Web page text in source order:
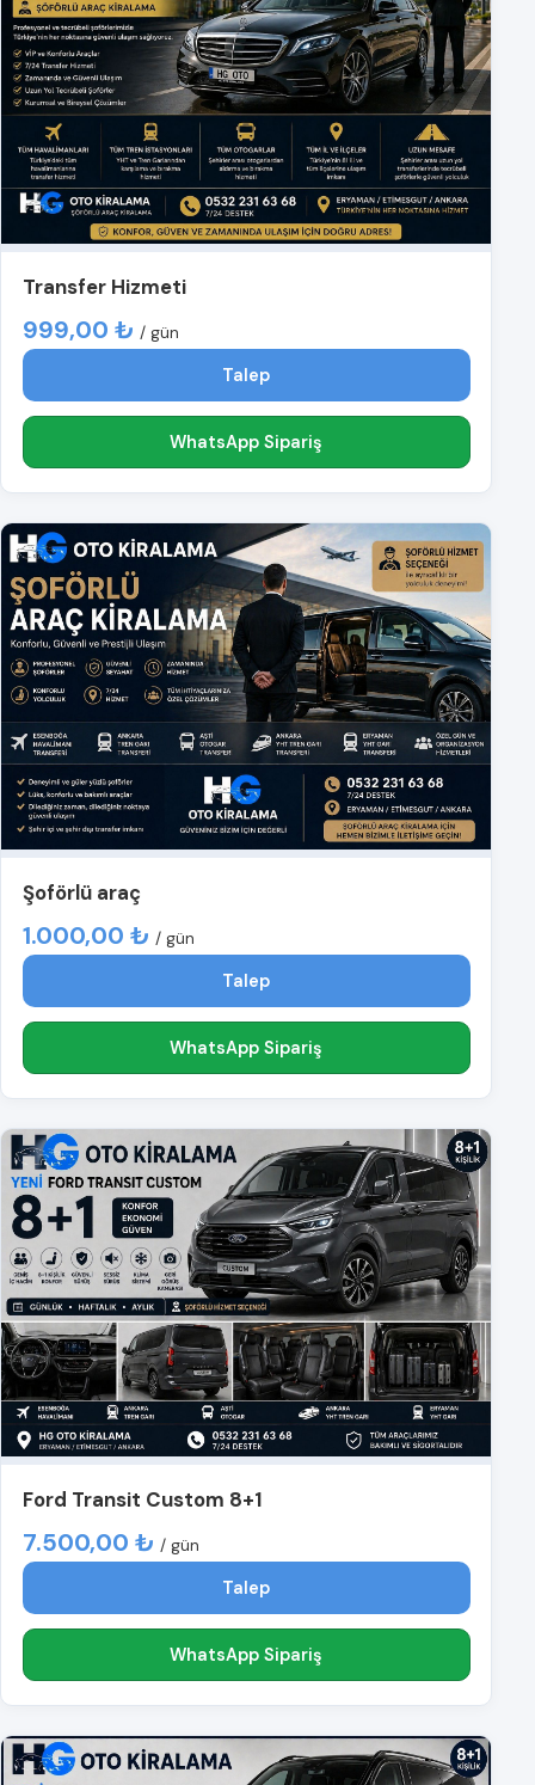
Transfer Hizmeti
999,00 ₺ / gün
Talep
WhatsApp Sipariş
Şoförlü araç
1.000,00 ₺ / gün
Talep
WhatsApp Sipariş
Ford Transit Custom 8+1
7.500,00 ₺ / gün
Talep
WhatsApp Sipariş